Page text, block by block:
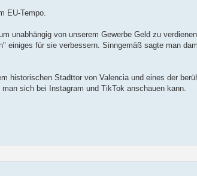
EU-Tempo.
unabhängig von unserem Gewerbe Geld zu
einiges für sie verbessern. Sinngemäß sagte man
historischen Stadttor von Valencia und eines der
sich bei Instagram und TikTok anschauen kann.